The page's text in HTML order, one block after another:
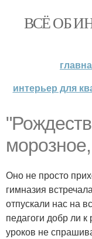
ВСЁ ОБ
интерьер для
Оно не просто
гимназия
отпускали нас на
педагоги добр ли
уроков не